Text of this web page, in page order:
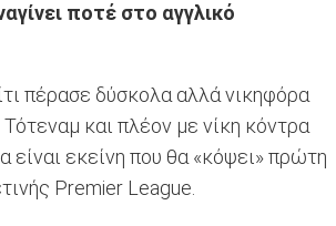
ποτέ στο αγγλικό
πέρασε δύσκολα αλλά νικηφόρα
και πλέον με νίκη κόντρα
είναι εκείνη που θα «κόψει» πρώτη
Premier League.